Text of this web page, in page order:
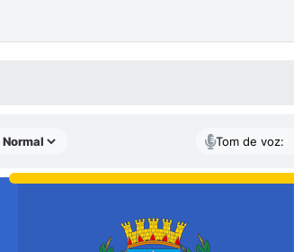
Tom de voz: